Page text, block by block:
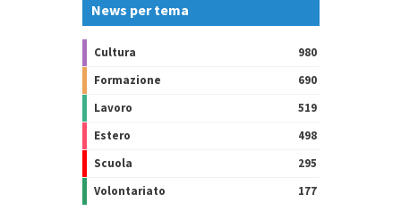
News per tema
Cultura
980
Formazione
690
Lavoro
519
Estero
498
Scuola
295
Volontariato
177